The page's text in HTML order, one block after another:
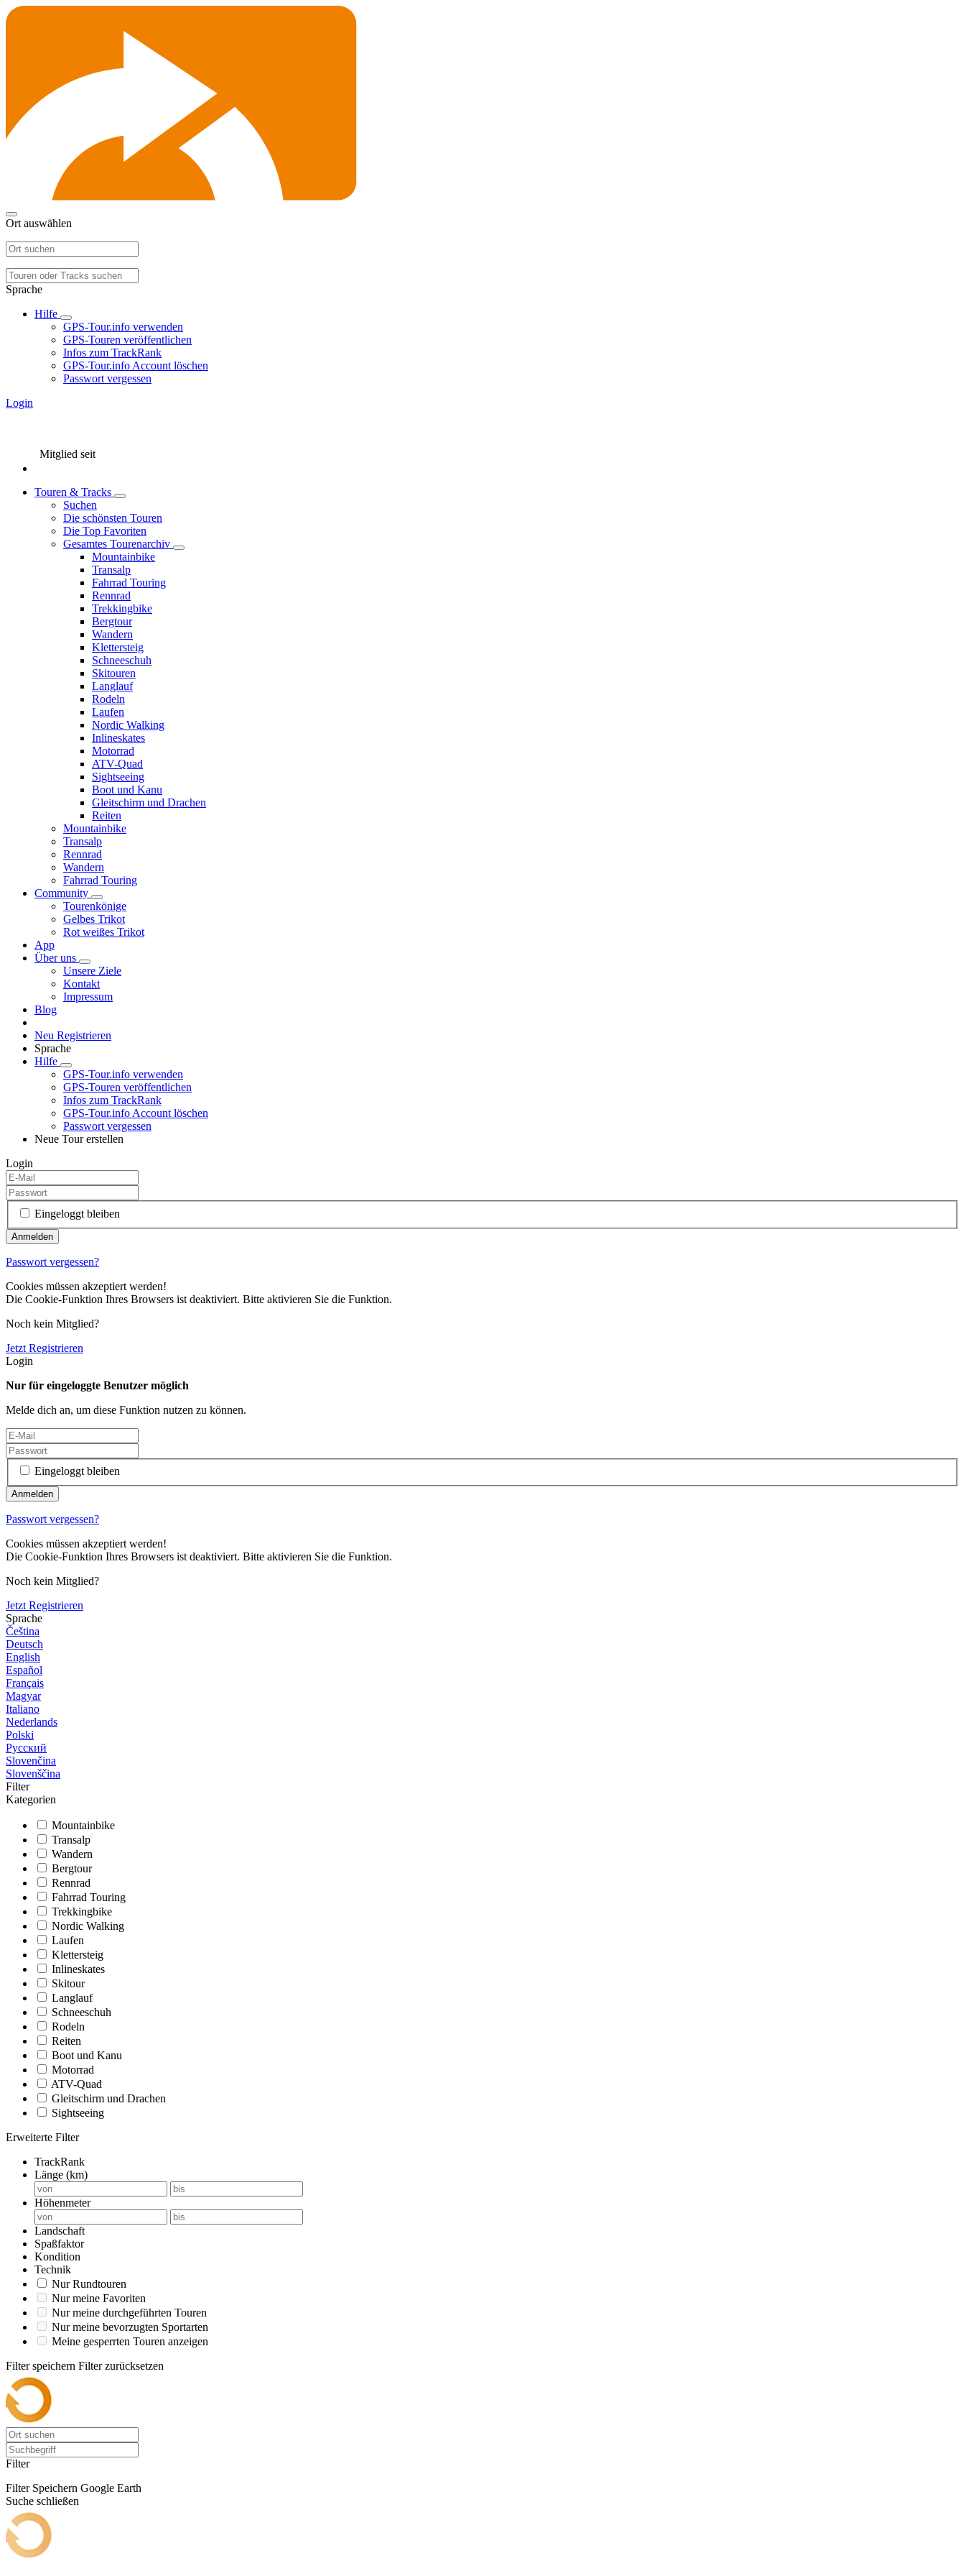
Ort auswählen
Sprache
Hilfe
GPS-Tour.info verwenden
GPS-Touren veröffentlichen
Infos zum TrackRank
GPS-Tour.info Account löschen
Passwort vergessen
Login
Mitglied seit
Touren & Tracks
Suchen
Die schönsten Touren
Die Top Favoriten
Gesamtes Tourenarchiv
Mountainbike
Transalp
Fahrrad Touring
Rennrad
Trekkingbike
Bergtour
Wandern
Klettersteig
Schneeschuh
Skitouren
Langlauf
Rodeln
Laufen
Nordic Walking
Inlineskates
Motorrad
ATV-Quad
Sightseeing
Boot und Kanu
Gleitschirm und Drachen
Reiten
Mountainbike
Transalp
Rennrad
Wandern
Fahrrad Touring
Community
Tourenkönige
Gelbes Trikot
Rot weißes Trikot
App
Über uns
Unsere Ziele
Kontakt
Impressum
Blog
Neu Registrieren
Sprache
Hilfe
GPS-Tour.info verwenden
GPS-Touren veröffentlichen
Infos zum TrackRank
GPS-Tour.info Account löschen
Passwort vergessen
Neue Tour erstellen
Login
Eingeloggt bleiben
Passwort vergessen?
Cookies müssen akzeptiert werden!
Die Cookie-Funktion Ihres Browsers ist deaktiviert. Bitte aktivieren Sie die Funktion.
Noch kein Mitglied?
Jetzt Registrieren
Login
Nur für eingeloggte Benutzer möglich
Melde dich an, um diese Funktion nutzen zu können.
Eingeloggt bleiben
Passwort vergessen?
Cookies müssen akzeptiert werden!
Die Cookie-Funktion Ihres Browsers ist deaktiviert. Bitte aktivieren Sie die Funktion.
Noch kein Mitglied?
Jetzt Registrieren
Sprache
Čeština
Deutsch
English
Español
Français
Magyar
Italiano
Nederlands
Polski
Русский
Slovenčina
Slovenščina
Filter
Kategorien
Mountainbike
Transalp
Wandern
Bergtour
Rennrad
Fahrrad Touring
Trekkingbike
Nordic Walking
Laufen
Klettersteig
Inlineskates
Skitour
Langlauf
Schneeschuh
Rodeln
Reiten
Boot und Kanu
Motorrad
ATV-Quad
Gleitschirm und Drachen
Sightseeing
Erweiterte Filter
TrackRank
Länge (km)
Höhenmeter
Landschaft
Spaßfaktor
Kondition
Technik
Nur Rundtouren
Nur meine Favoriten
Nur meine durchgeführten Touren
Nur meine bevorzugten Sportarten
Meine gesperrten Touren anzeigen
Filter speichern Filter zurücksetzen
Filter
Filter Speichern Google Earth
Suche schließen